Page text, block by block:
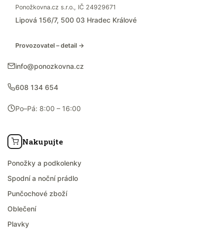
Ponožkovna.cz s.r.o., IČ 24929671
Lipová 156/7, 500 03 Hradec Králové
Provozovatel – detail →
info@ponozkovna.cz
608 134 654
Po–Pá: 8:00 – 16:00
Nakupujte
Ponožky a podkolenky
Spodní a noční prádlo
Punčochové zboží
Oblečení
Plavky